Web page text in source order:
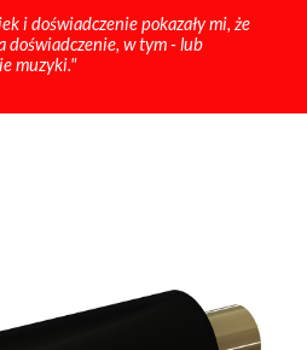
i doświadczenie pokazały mi, że
doświadczenie, w tym - lub
muzyki."